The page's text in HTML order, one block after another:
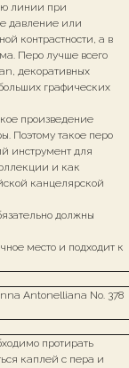
линии при
давление или
контрастности, а в
Перо лучше всего
декоративных
графических
произведение
Поэтому такое перо
инструмент для
и как
канцелярской
должны
место и подходит к
Antonelliana No. 378
протирать
каплей с пера и